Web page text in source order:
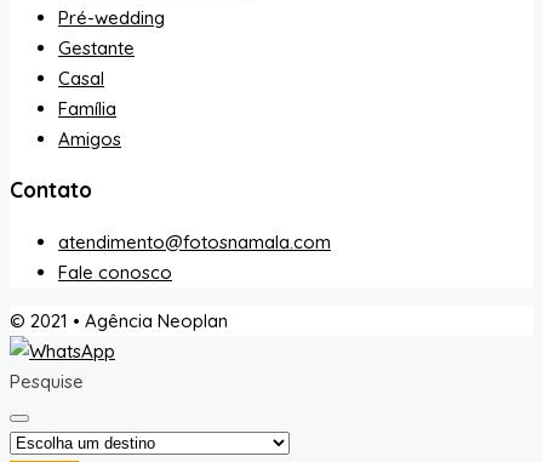
Pré-wedding
Gestante
Casal
Família
Amigos
Contato
atendimento@fotosnamala.com
Fale conosco
© 2021 • Agência Neoplan
Pesquise